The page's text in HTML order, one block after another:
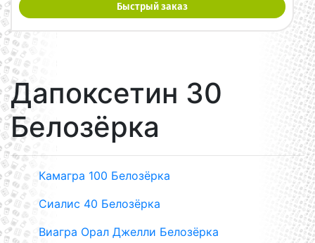
Быстрый заказ
Дапоксетин 30
Белозёрка
Камагра 100 Белозёрка
Сиалис 40 Белозёрка
Виагра Орал Джелли Белозёрка